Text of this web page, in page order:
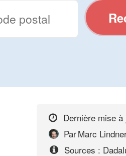
Dernière mise à
ParMarc
Sources :